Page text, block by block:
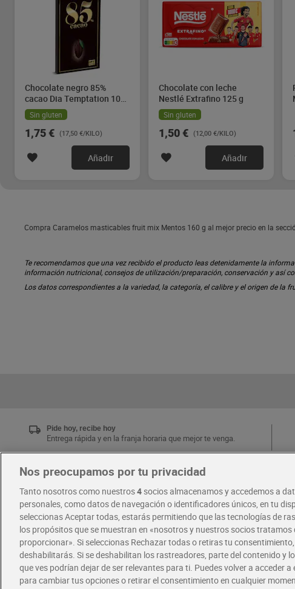
Chocolate negro 85%
cacao Dia Temptation 100
gSin gluten
1,75 € (17,50 €/KILO)
Añadir
Chocolate con leche
Nestlé Extrafino 125 g
Sin gluten
1,50 € (12,00 €/KILO)
Añadir
Compra Caramelos masticables fruit mix Mentos 160 g al mejor precio en la
Te recomendamos que una vez recibido el producto leas detenidamente la
información nutricional, consejos de utilización/preparación, conservación y así
Los datos correspondientes a la variedad, la categoría, el calibre y el origen de la
Pide hoy, recibe hoy
Entrega rápida y en la franja horaria que mejor te venga.
Disfruta las ventajas y ofertas exclusivas.
Descárgate la APP Dia
RECETAS · COMER MEJOR CADA DIA ·
Nos preocupamos por tu privacidad
Tanto nosotros como nuestros4socios almacenamos y accedemos a
personales, como datos de navegación o identificadores únicos, en tu
seleccionas Aceptar todas, estarás permitiendo que las tecnologías de
los propósitos que se muestran en «nosotros y nuestros socios tratamos
proporcionar». Si seleccionas Rechazar todas o retiras tu
deshabilitarás. Si se deshabilitan los rastreadores, parte del contenido y
que ves podrían dejar de ser relevantes para ti. Puedes volver a acceder a
para cambiar tus opciones o retirar el consentimiento en cualquier